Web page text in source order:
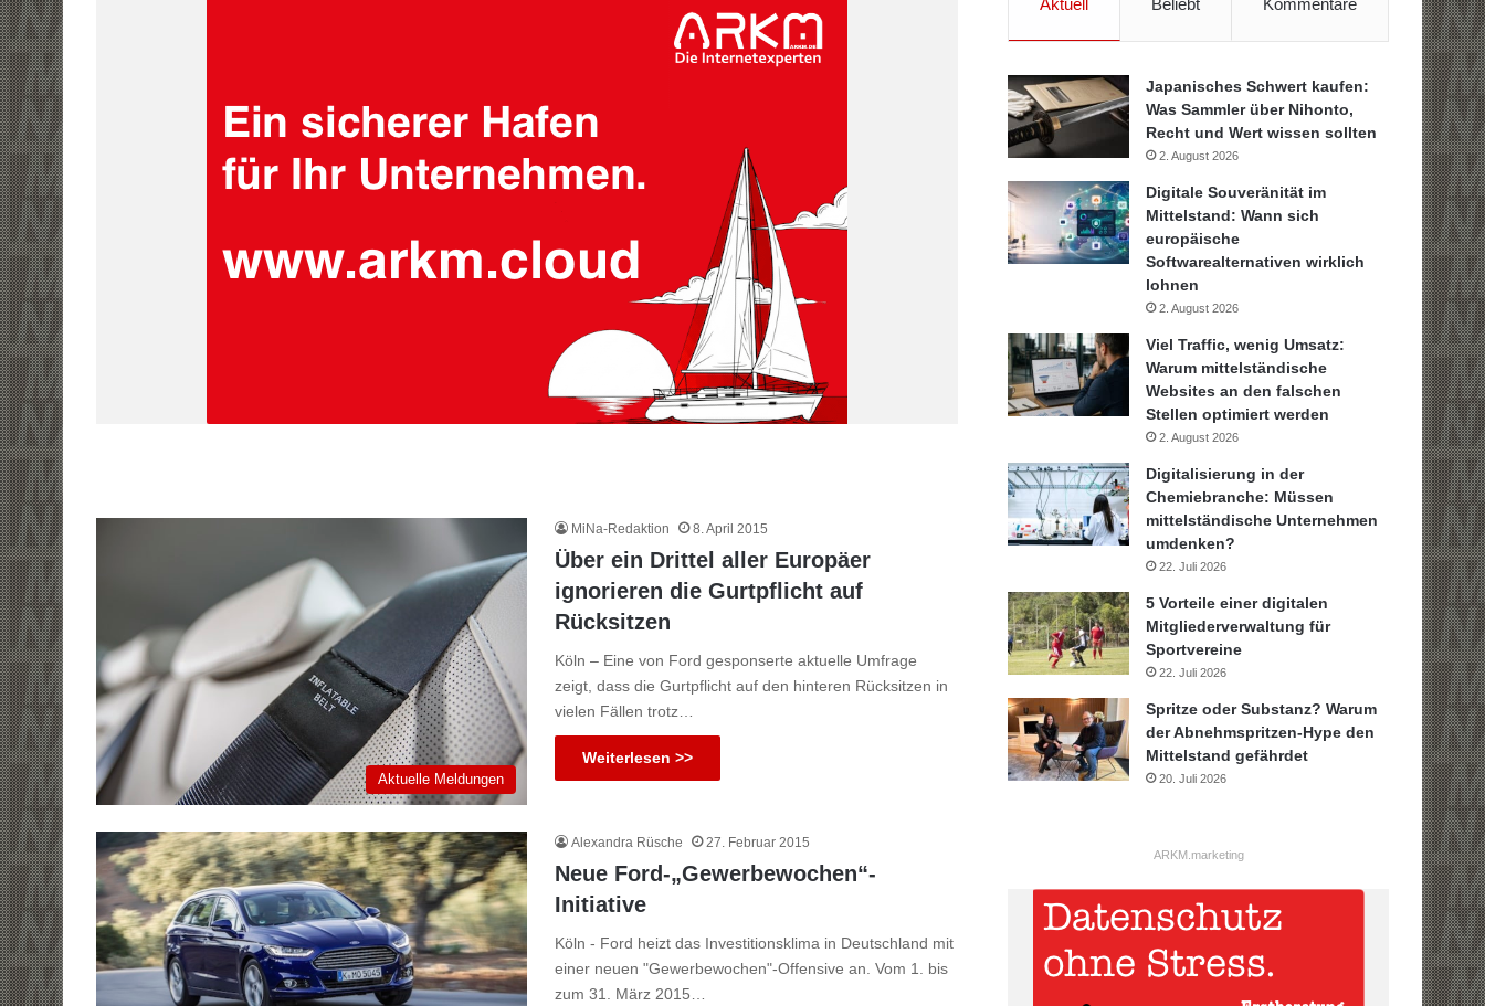
Aktuelle Meldungen
MiNa-Redaktion 8. April 2015
Über ein Drittel aller Europäer
ignorieren die Gurtpflicht auf
Rücksitzen
Köln – Eine von Ford gesponserte aktuelle Umfrage
zeigt, dass die Gurtpflicht auf den hinteren Rücksitzen in
vielen Fällen trotz…
Weiterlesen >>
Alexandra Rüsche 27. Februar 2015
Neue Ford-„Gewerbewochen“-
Initiative
Köln - Ford heizt das Investitionsklima in Deutschland mit
einer neuen "Gewerbewochen"-Offensive an. Vom 1. bis
zum 31. März 2015…
Aktuell Beliebt Kommentare
Japanisches Schwert kaufen:
Was Sammler über Nihonto,
Recht und Wert wissen sollten
2. August 2026
Digitale Souveränität im
Mittelstand: Wann sich
europäische
Softwarealternativen wirklich
lohnen
2. August 2026
Viel Traffic, wenig Umsatz:
Warum mittelständische
Websites an den falschen
Stellen optimiert werden
2. August 2026
Digitalisierung in der
Chemiebranche: Müssen
mittelständische Unternehmen
umdenken?
22. Juli 2026
5 Vorteile einer digitalen
Mitgliederverwaltung für
Sportvereine
22. Juli 2026
Spritze oder Substanz? Warum
der Abnehmspritzen-Hype den
Mittelstand gefährdet
20. Juli 2026
ARKM.marketing